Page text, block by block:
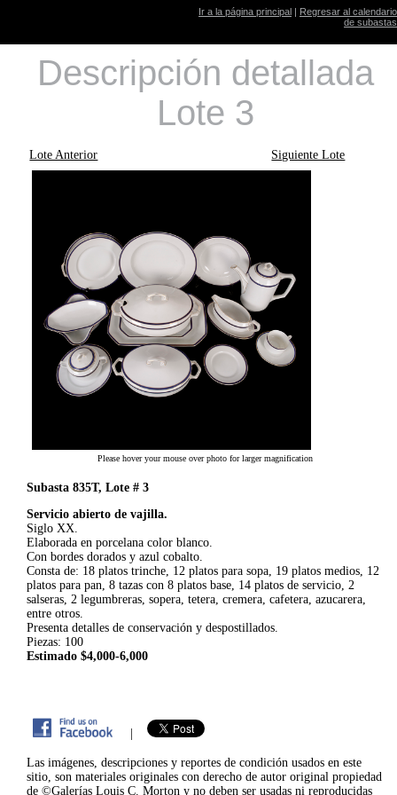
Ir a la página principal | Regresar al calendario
de subastas
Descripción detallada
Lote 3
Lote Anterior Siguiente Lote
Please hover your mouse over photo for larger magnification
Subasta 835T, Lote # 3
Servicio abierto de vajilla.
Siglo XX.
Elaborada en porcelana color blanco.
Con bordes dorados y azul cobalto.
Consta de: 18 platos trinche, 12 platos para sopa, 19 platos medios, 12
platos para pan, 8 tazas con 8 platos base, 14 platos de servicio, 2
salseras, 2 legumbreras, sopera, tetera, cremera, cafetera, azucarera,
entre otros.
Presenta detalles de conservación y despostillados.
Piezas: 100
Estimado $4,000-6,000
|
Las imágenes, descripciones y reportes de condición usados en este
sitio, son materiales originales con derecho de autor original propiedad
de ©Galerías Louis C. Morton y no deben ser usadas ni reproducidas